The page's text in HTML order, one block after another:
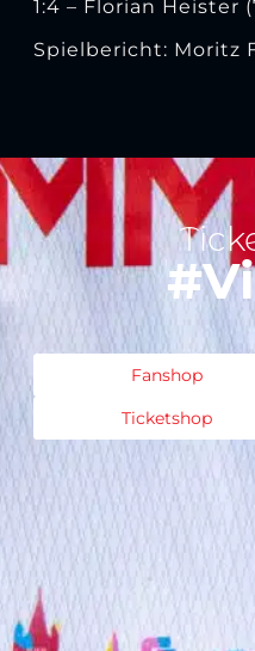
1:4 – Florian Heister
Spielbericht: Moritz
Fanshop
Ticketshop